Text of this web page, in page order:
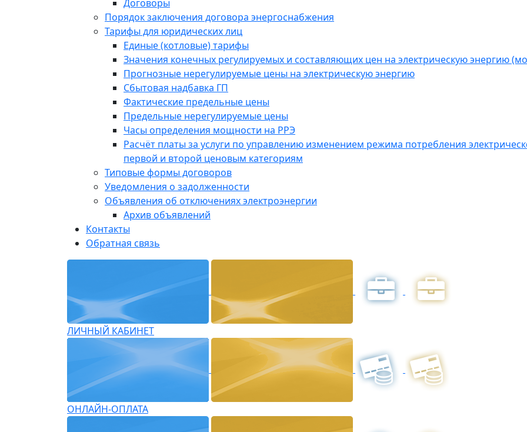
Договоры
Порядок заключения договора энергоснабжения
Тарифы для юридических лиц
Единые (котловые) тарифы
Значения конечных регулируемых и составляющих цен на электрическую энергию
Прогнозные нерегулируемые цены на электрическую энергию
Сбытовая надбавка ГП
Фактические предельные цены
Предельные нерегулируемые цены
Часы определения мощности на РРЭ
Расчёт платы за услуги по управлению изменением режима потребления
первой и второй ценовым категориям
Типовые формы договоров
Уведомления о задолженности
Объявления об отключениях электроэнергии
Архив объявлений
Контакты
Обратная связь
ЛИЧНЫЙ КАБИНЕТ
ОНЛАЙН-ОПЛАТА